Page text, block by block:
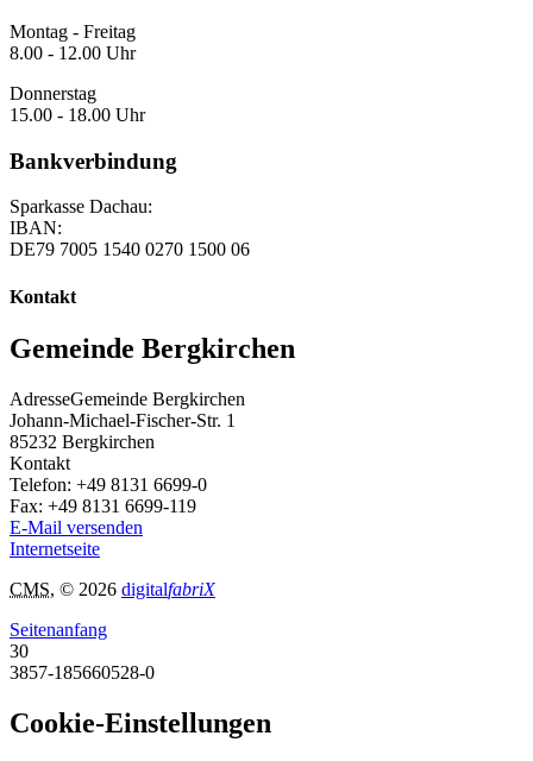
Montag - Freitag
8.00 - 12.00 Uhr
Donnerstag
15.00 - 18.00 Uhr
Bankverbindung
Sparkasse Dachau:
IBAN:
DE79 7005 1540 0270 1500 06
Kontakt
Gemeinde Bergkirchen
AdresseGemeinde Bergkirchen
Johann-Michael-Fischer-Str. 1
85232 Bergkirchen
Kontakt
Telefon: +49 8131 6699-0
Fax: +49 8131 6699-119
E-Mail versenden
Internetseite
CMS, © 2026 digitalfabriX
Seitenanfang
30
3857-185660528-0
Cookie-Einstellungen